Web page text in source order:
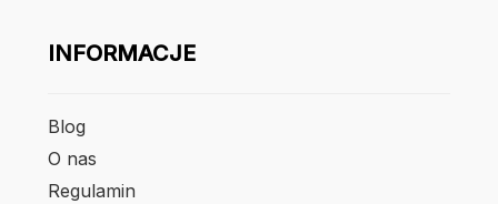
INFORMACJE
Blog
O nas
Regulamin